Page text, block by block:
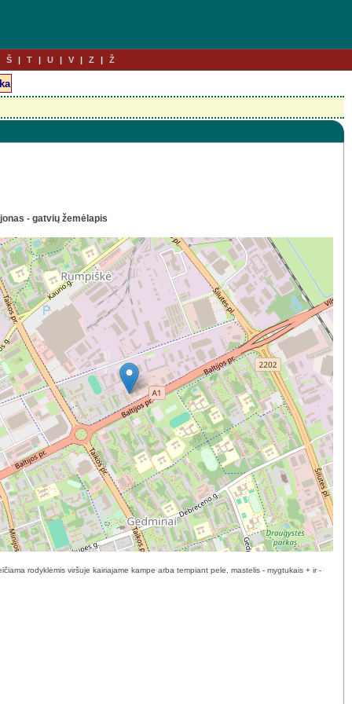
Š T U V Z Ž
- gatvių žemėlapis
rodyklėmis viršuje kairiajame kampe arba tempiant pele, mastelis - mygtukais + ir -